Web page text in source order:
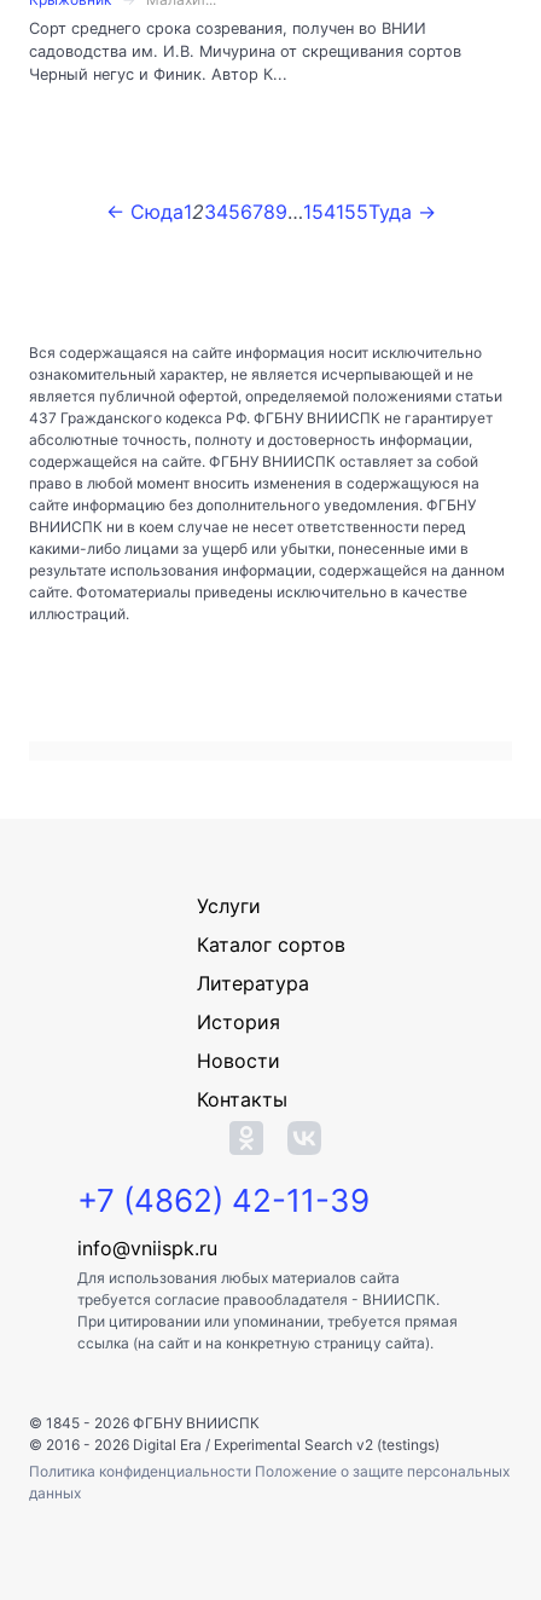
Сорт среднего срока созревания, получен во ВНИИ
садоводства им. И.В. Мичурина от скрещивания сортов
Черный негус и Финик. Автор К...
← Сюда123456789…154155Туда →
Вся содержащаяся на сайте информация носит исключительно
ознакомительный характер, не является исчерпывающей и не
является публичной офертой, определяемой положениями статьи
437 Гражданского кодекса РФ. ФГБНУ ВНИИСПК не гарантирует
абсолютные точность, полноту и достоверность информации,
содержащейся на сайте. ФГБНУ ВНИИСПК оставляет за собой
право в любой момент вносить изменения в содержащуюся на
сайте информацию без дополнительного уведомления. ФГБНУ
ВНИИСПК ни в коем случае не несет ответственности перед
какими-либо лицами за ущерб или убытки, понесенные ими в
результате использования информации, содержащейся на данном
сайте. Фотоматериалы приведены исключительно в качестве
иллюстраций.
Услуги
Каталог сортов
Литература
История
Новости
Контакты
+7 (4862) 42-11-39
info@vniispk.ru
Для использования любых материалов сайта
требуется согласие правообладателя - ВНИИСПК.
При цитировании или упоминании, требуется прямая
ссылка (на сайт и на конкретную страницу сайта).
© 1845 - 2026 ФГБНУ ВНИИСПК
© 2016 - 2026 Digital Era / Experimental Search v2 (testings)
Политика конфиденциальности Положение о защите персональных
данных